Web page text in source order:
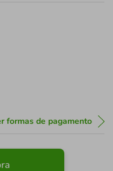
formas de pagamento